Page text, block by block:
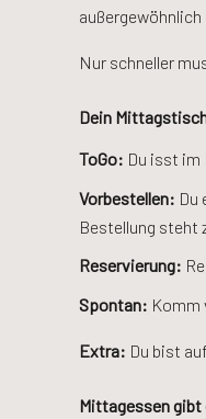
Nur schneller
Dein
ToGo: Du isst im
Vorbestellen: Du
Bestellung steht
Reservierung:
Spontan: Komm
Extra: Du bist
Mittagessen gibt